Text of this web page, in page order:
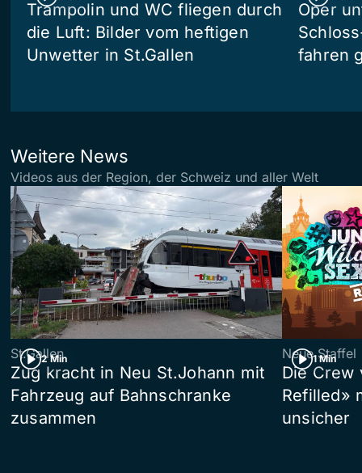
Trampolin und WC fliegen durch
die Luft: Bilder vom heftigen
Unwetter in St.Gallen
Oper
fahren
Weitere News
Videos aus der Region, der Schweiz und aller Welt
2 Min
St.Gallen
Zug kracht in Neu St.Johann mit
Fahrzeug auf Bahnschranke
zusammen
1 Min
Neue Staffel
Die Crew
Refilled»
unsicher